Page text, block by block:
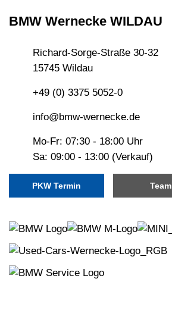
BMW Wernecke WILDAU
Richard-Sorge-Straße 30-32
15745 Wildau
+49 (0) 3375 5052-0
info@bmw-wernecke.de
Mo-Fr: 07:30 - 18:00 Uhr
Sa: 09:00 - 13:00 (Verkauf)
PKW Termin Team